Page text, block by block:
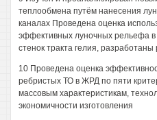
теплообмена путём нанесения
каналах Проведена оценка
эффективных луночных рельефа
стенок тракта гелия,
10 Проведена оценка
ребристых ТО в ЖРД по пяти
массовым характеристикам,
экономичности изготовления